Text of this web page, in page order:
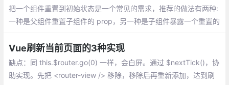
把一个组件重置到初始状态是一个常见的需求，推荐的做法有两种:
一种是父组件重置子组件的 prop，另一种是子组件暴露一个重置的
Vue刷新当前页面的3种实现
缺点：同 this.$router.go(0) 一样，会白屏。通过 $nextTick()，协
助实现。先把 <router-view /> 移除，移除后再重新添加，达到刷